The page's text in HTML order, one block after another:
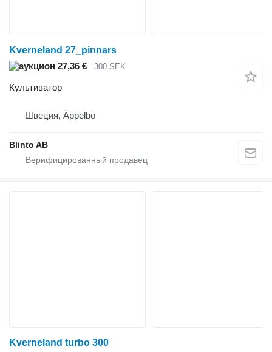
Kverneland 27_pinnars
27,36 €
300 SEK
Культиватор
Швеция, Äppelbo
Blinto AB
Kverneland turbo 300